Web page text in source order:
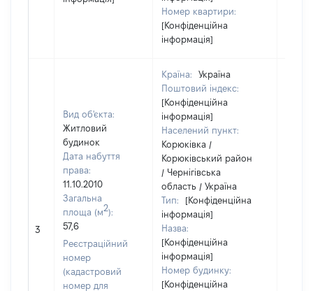
Номер квартири:
[Конфіденційна
інформація]
3
Вид об'єкта:
Житловий
будинок
Дата набуття
права:
11.10.2010
Загальна
площа (м2):
57,6
Реєстраційний
номер
(кадастровий
номер для
Країна:
Україна
Поштовий індекс:
[Конфіденційна
інформація]
Населений пункт:
Корюківка /
Корюківський район
/ Чернігівська
область / Україна
Тип:
[Конфіденційна
інформація]
Назва:
[Конфіденційна
інформація]
Номер будинку:
[Конфіденційна